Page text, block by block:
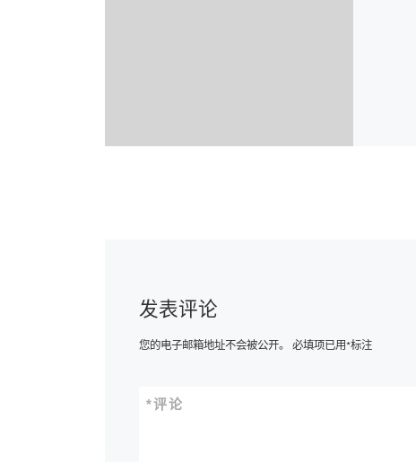
发表评论
您的电子邮箱地址不会被公开。 必填项已用*标注
评论
*